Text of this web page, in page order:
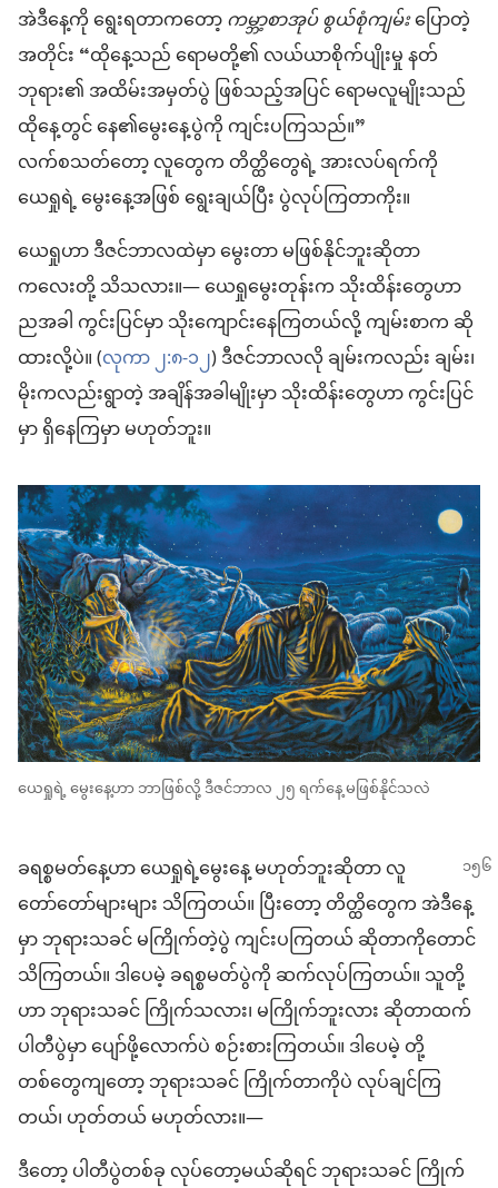
အဲဒီနေ့ကို ရွေးရတာကတော့ကမ္ဘာ့စာအုပ် စွယ်စုံကျမ်းပြောတဲ့
အတိုင်း “ထိုနေ့သည် ရောမတို့၏ လယ်ယာစိုက်ပျိုးမှု နတ်
ဘုရား၏ အထိမ်းအမှတ်ပွဲ ဖြစ်သည့်အပြင် ရောမလူမျိုးသည်
ထိုနေ့တွင် နေ၏မွေးနေ့ပွဲကို ကျင်းပကြသည်။”
လက်စသတ်တော့ လူတွေက တိတ္ထိတွေရဲ့ အားလပ်ရက်ကို
ယေရှုရဲ့ မွေးနေ့အဖြစ် ရွေးချယ်ပြီး ပွဲလုပ်ကြတာကိုး။
ယေရှုဟာ ဒီဇင်ဘာလထဲမှာ မွေးတာ မဖြစ်နိုင်ဘူးဆိုတာ
ကလေးတို့ သိသလား။— ယေရှုမွေးတုန်းက သိုးထိန်းတွေဟာ
ညအခါ ကွင်းပြင်မှာ သိုးကျောင်းနေကြတယ်လို့ ကျမ်းစာက ဆို
ထားလို့ပဲ။ (လုကာ ၂:၈-၁၂) ဒီဇင်ဘာလလို ချမ်းကလည်း ချမ်း၊
မိုးကလည်းရွာတဲ့ အချိန်အခါမျိုးမှာ သိုးထိန်းတွေဟာ ကွင်းပြင်
မှာ ရှိနေကြမှာ မဟုတ်ဘူး။
ယေရှုရဲ့ မွေးနေ့ဟာ ဘာဖြစ်လို့ ဒီဇင်ဘာလ ၂၅ ရက်နေ့ မဖြစ်နိုင်သလဲ
ခရစ္စမတ်နေ့ဟာ ယေရှုရဲ့မွေးနေ့ မဟုတ်ဘူးဆိုတာ လူ
တော်တော်များများ သိကြတယ်။ ပြီးတော့ တိတ္ထိတွေက အဲဒီနေ့
မှာ ဘုရားသခင် မကြိုက်တဲ့ပွဲ ကျင်းပကြတယ် ဆိုတာကိုတောင်
သိကြတယ်။ ဒါပေမဲ့ ခရစ္စမတ်ပွဲကို ဆက်လုပ်ကြတယ်။ သူတို့
ဟာ ဘုရားသခင် ကြိုက်သလား၊ မကြိုက်ဘူးလား ဆိုတာထက်
ပါတီပွဲမှာ ပျော်ဖို့လောက်ပဲ စဉ်းစားကြတယ်။ ဒါပေမဲ့ တို့
တစ်တွေကျတော့ ဘုရားသခင် ကြိုက်တာကိုပဲ လုပ်ချင်ကြ
တယ်၊ ဟုတ်တယ် မဟုတ်လား။—
ဒီတော့ ပါတီပွဲတစ်ခု လုပ်တော့မယ်ဆိုရင် ဘုရားသခင် ကြိုက်